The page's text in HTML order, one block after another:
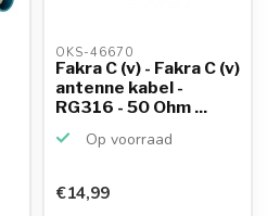
OKS-46670
Fakra C (v) - Fakra C (v)
antenne kabel -
RG316 - 50 Ohm ...
Op voorraad
€14,99